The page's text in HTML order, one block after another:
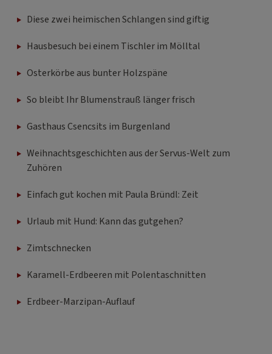
Diese zwei heimischen Schlangen sind giftig
Hausbesuch bei einem Tischler im Mölltal
Osterkörbe aus bunter Holzspäne
So bleibt Ihr Blumenstrauß länger frisch
Gasthaus Csencsits im Burgenland
Weihnachtsgeschichten aus der Servus-Welt zum
Zuhören
Einfach gut kochen mit Paula Bründl: Zeit
Urlaub mit Hund: Kann das gutgehen?
Zimtschnecken
Karamell-Erdbeeren mit Polentaschnitten
Erdbeer-Marzipan-Auflauf